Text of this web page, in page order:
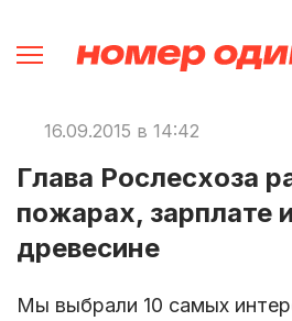
16.09.2015 в 14:42
Глава Рослесхоза
пожарах, зарплате
древесине
Мы выбрали 10 самых